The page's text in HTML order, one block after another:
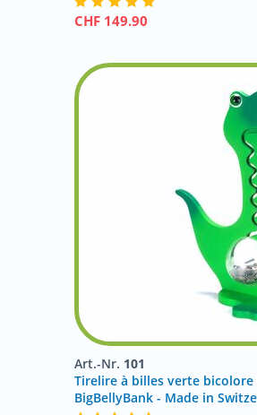
CHF 149.90
Art.-Nr. 101
Tirelire à billes verte bicolore
BigBellyBank - Made in